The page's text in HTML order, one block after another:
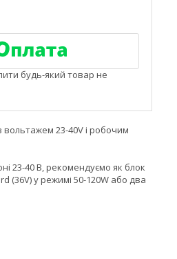
будь-який товар не
вольтажем 23-40V і робочим
23-40 В, рекомендуємо як блок
(36V) у режимі 50-120W або два